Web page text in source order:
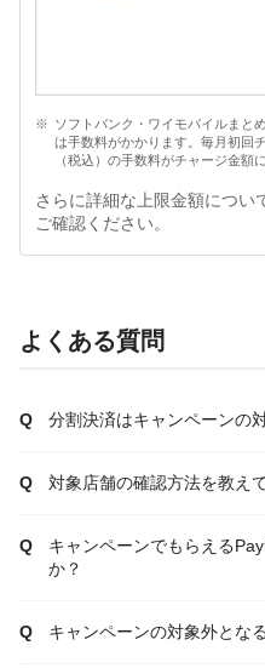
ソフトバンク・ワイモバイルまと
は手数料がかかります。毎月初回
（税込）の手数料がチャージ金額
さらに詳細な上限金額につい
ご確認ください。
よくある質問
分割決済はキャンペーンの
対象店舗の確認方法を教え
キャンペーンでもらえる
か？
キャンペーンの対象外とな